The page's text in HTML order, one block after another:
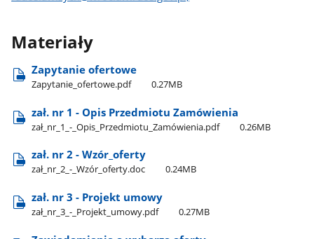
Materiały
Zapytanie ofertowe
Zapytanie​_ofertowe.pdf 0.27MB
zał. nr 1 - Opis Przedmiotu Zamówienia
zał​_nr​_1​_-​_Opis​_Przedmiotu​_Zamówienia.pdf 0.26MB
zał. nr 2 - Wzór​_oferty
zał​_nr​_2​_-​_Wzór​_oferty.doc 0.24MB
zał. nr 3 - Projekt umowy
zał​_nr​_3​_-​_Projekt​_umowy.pdf 0.27MB